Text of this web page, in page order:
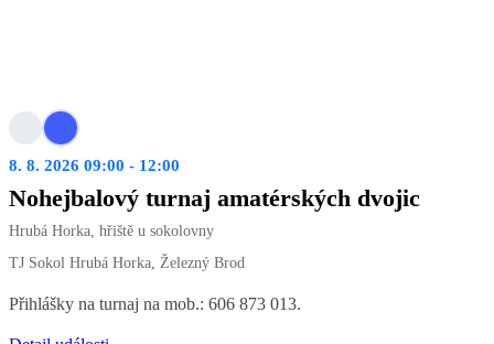
8. 8. 2026 09:00 - 12:00
Nohejbalový turnaj amatérských dvojic
Hrubá Horka, hřiště u sokolovny
TJ Sokol Hrubá Horka, Železný Brod
Přihlášky na turnaj na mob.: 606 873 013.